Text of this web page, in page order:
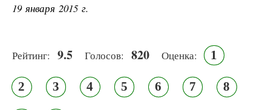
19 января 2015 г.
Рейтинг: 9.5 Голосов: 820 Оценка: 1
2 3 4 5 6 7 8